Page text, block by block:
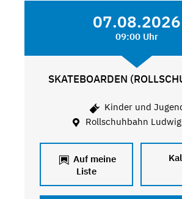
07.08.2026
09:00 Uhr
SKATEBOARDEN
Kinder und
Rollschuhbahn
Auf meine
Liste